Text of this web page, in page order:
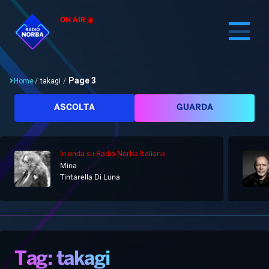
ON AIR
Home
Palinsesto
Notizie
Home/ takagi / Page 3
ASCOLTA GUARDA
In onda su Radio Norba Italiana
Mina
Tintarella Di Luna
Tag: takagi